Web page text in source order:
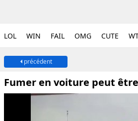
LOL WIN FAIL OMG CUTE
précédent
Fumer en voiture peut